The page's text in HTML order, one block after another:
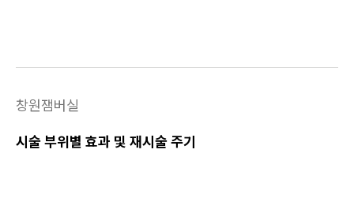
창원잼버실
시술 부위별 효과 및 재시술 주기